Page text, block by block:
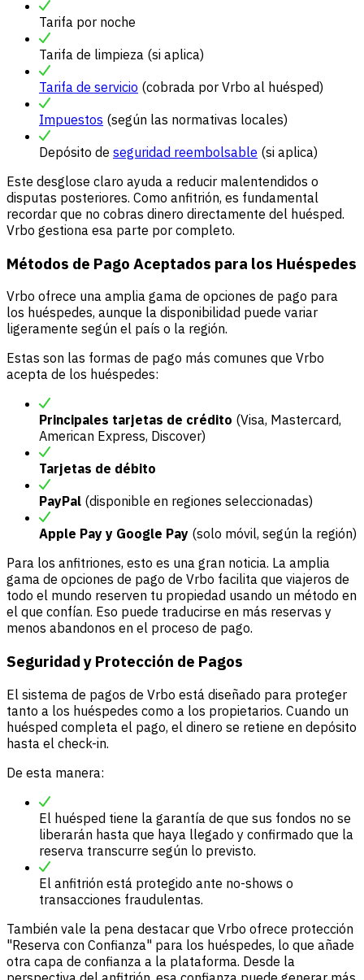
Tarifa por noche
Tarifa de limpieza (si aplica)
Tarifa de servicio (cobrada por Vrbo al huésped)
Impuestos (según las normativas locales)
Depósito de seguridad reembolsable (si aplica)
Este desglose claro ayuda a reducir malentendidos o
disputas posteriores. Como anfitrión, es fundamental
recordar que no cobras dinero directamente del huésped.
Vrbo gestiona esa parte por completo.
Métodos de Pago Aceptados para los Huéspedes
Vrbo ofrece una amplia gama de opciones de pago para
los huéspedes, aunque la disponibilidad puede variar
ligeramente según el país o la región.
Estas son las formas de pago más comunes que Vrbo
acepta de los huéspedes:
Principales tarjetas de crédito (Visa, Mastercard,
American Express, Discover)
Tarjetas de débito
PayPal (disponible en regiones seleccionadas)
Apple Pay y Google Pay (solo móvil, según la región)
Para los anfitriones, esto es una gran noticia. La amplia
gama de opciones de pago de Vrbo facilita que viajeros de
todo el mundo reserven tu propiedad usando un método en
el que confían. Eso puede traducirse en más reservas y
menos abandonos en el proceso de pago.
Seguridad y Protección de Pagos
El sistema de pagos de Vrbo está diseñado para proteger
tanto a los huéspedes como a los propietarios. Cuando un
huésped completa el pago, el dinero se retiene en depósito
hasta el check-in.
De esta manera:
El huésped tiene la garantía de que sus fondos no se
liberarán hasta que haya llegado y confirmado que la
reserva transcurre según lo previsto.
El anfitrión está protegido ante no-shows o
transacciones fraudulentas.
También vale la pena destacar que Vrbo ofrece protección
"Reserva con Confianza" para los huéspedes, lo que añade
otra capa de confianza a la plataforma. Desde la